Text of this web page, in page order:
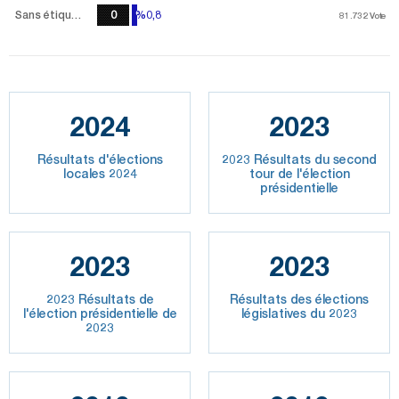
Sans étiquette 0 %0,8 81.732 Vote
%0,8 81.732 Vote
2024
Résultats d'élections
locales 2024
2023
2023 Résultats du second
tour de l'élection
présidentielle
2023
2023 Résultats de
l'élection présidentielle de
2023
2023
Résultats des élections
législatives du 2023